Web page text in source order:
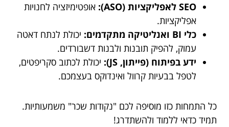
SEO לאפליקציות (ASO):
אופטימיזציה לחנויות
אפליקציות.
כלי BI ואנליטיקה מתקדמים:
יכולת לנתח דאטה
עמוק, להפיק תובנות ולבנות דשבורדים.
ידע בפיתוח (פייתון, JS):
יכולת לכתוב סקריפטים,
לטפל בבעיות קרוול ואינדוקס בעצמכם.
כל התמחות כזו מוסיפה לכם "נקודות שכר" משמעותיות.
תמיד כדאי ללמוד ולהשתדרג!